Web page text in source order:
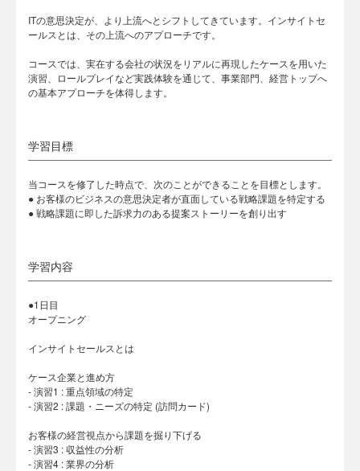
ITの意思決定が、より上流へとシフトしてきています。インサイトセ
ールスとは、その上流へのアプローチです。
コースでは、実在する会社の状況をリアルに再現したケースを用いた
演習、ロールプレイなど実践体験を通じて、事業部門、経営トップへ
の基本アプローチを体得します。
学習目標
当コースを修了した時点で、次のことができることを目標とします。
● お客様のビジネスの意思決定者が直面している戦略課題を特定する
● 戦略課題に即した訴求力のある提案ストーリーを創り出す
学習内容
●1日目
オープニング
インサイトセールスとは
ケース企業と進め方
- 演習1 : 重点領域の特定
- 演習2 : 課題・ニーズの特定 (訪問カード)
お客様の経営視点から課題を掘り下げる
- 演習3 : 収益性の分析
- 演習4 : 業界の分析